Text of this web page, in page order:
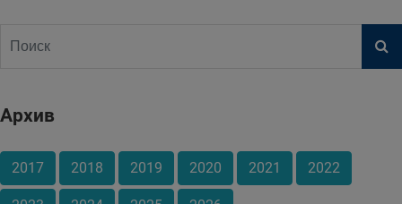
Архив
2017 2018 2019 2020 2021 2022